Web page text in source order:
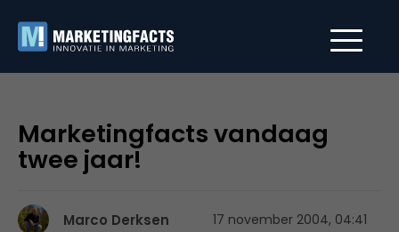
Marketingfacts vandaag
twee jaar!
Marco Derksen 17 november 2004, 04:41